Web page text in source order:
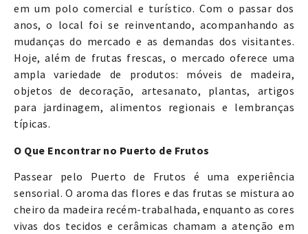
em um polo comercial e turístico. Com o passar dos
anos, o local foi se reinventando, acompanhando as
mudanças do mercado e as demandas dos visitantes.
Hoje, além de frutas frescas, o mercado oferece uma
ampla variedade de produtos: móveis de madeira,
objetos de decoração, artesanato, plantas, artigos
para jardinagem, alimentos regionais e lembranças
típicas.
O Que Encontrar no Puerto de Frutos
Passear pelo Puerto de Frutos é uma experiência
sensorial. O aroma das flores e das frutas se mistura ao
cheiro da madeira recém-trabalhada, enquanto as cores
vivas dos tecidos e cerâmicas chamam a atenção em